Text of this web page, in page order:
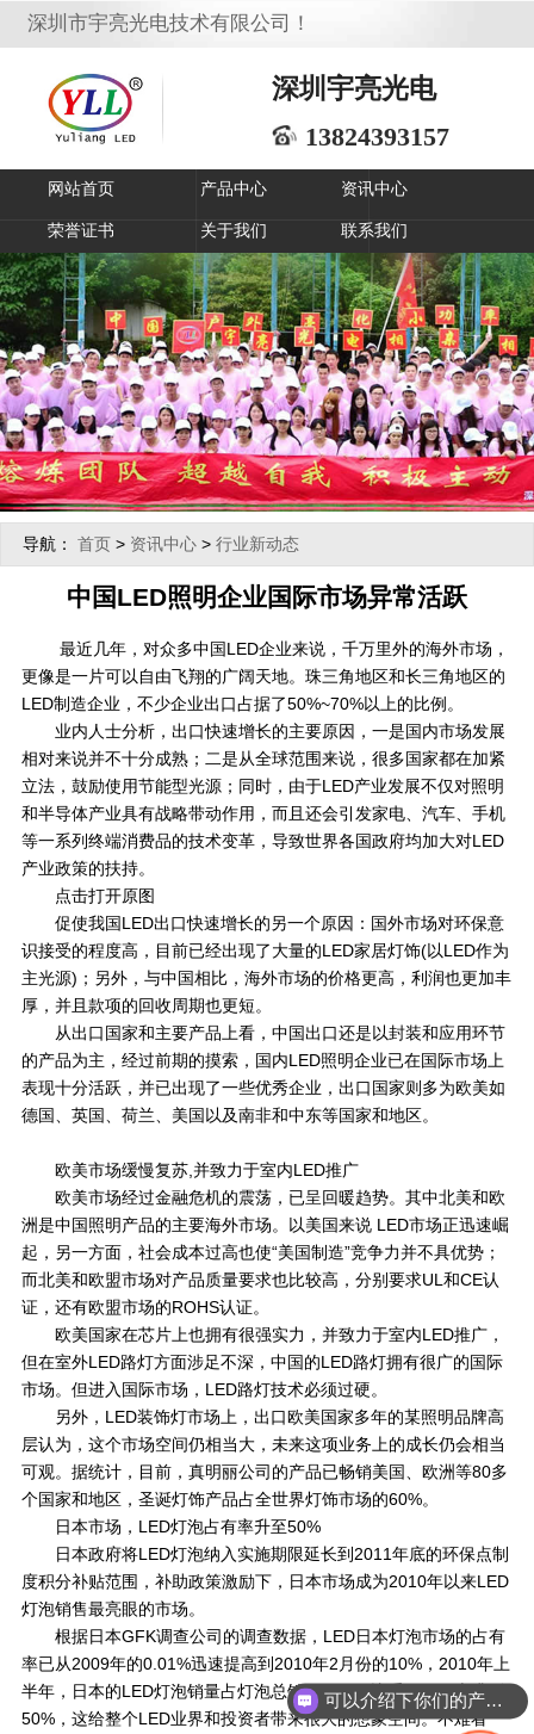
深圳市宇亮光电技术有限公司！
深圳宇亮光电
13824393157
网站首页 产品中心 资讯中心
荣誉证书 关于我们 联系我们
导航： 首页> 资讯中心> 行业新动态
中国LED照明企业国际市场异常活跃
最近几年，对众多中国LED企业来说，千万里外的海外市场，
更像是一片可以自由飞翔的广阔天地。珠三角地区和长三角地区的
LED制造企业，不少企业出口占据了50%~70%以上的比例。
业内人士分析，出口快速增长的主要原因，一是国内市场发展
相对来说并不十分成熟；二是从全球范围来说，很多国家都在加紧
立法，鼓励使用节能型光源；同时，由于LED产业发展不仅对照明
和半导体产业具有战略带动作用，而且还会引发家电、汽车、手机
等一系列终端消费品的技术变革，导致世界各国政府均加大对LED
产业政策的扶持。
点击打开原图
促使我国LED出口快速增长的另一个原因：国外市场对环保意
识接受的程度高，目前已经出现了大量的LED家居灯饰(以LED作为
主光源)；另外，与中国相比，海外市场的价格更高，利润也更加丰
厚，并且款项的回收周期也更短。
从出口国家和主要产品上看，中国出口还是以封装和应用环节
的产品为主，经过前期的摸索，国内LED照明企业已在国际市场上
表现十分活跃，并已出现了一些优秀企业，出口国家则多为欧美如
德国、英国、荷兰、美国以及南非和中东等国家和地区。
欧美市场缓慢复苏,并致力于室内LED推广
欧美市场经过金融危机的震荡，已呈回暖趋势。其中北美和欧
洲是中国照明产品的主要海外市场。以美国来说 LED市场正迅速崛
起，另一方面，社会成本过高也使“美国制造”竞争力并不具优势；
而北美和欧盟市场对产品质量要求也比较高，分别要求UL和CE认
证，还有欧盟市场的ROHS认证。
欧美国家在芯片上也拥有很强实力，并致力于室内LED推广，
但在室外LED路灯方面涉足不深，中国的LED路灯拥有很广的国际
市场。但进入国际市场，LED路灯技术必须过硬。
另外，LED装饰灯市场上，出口欧美国家多年的某照明品牌高
层认为，这个市场空间仍相当大，未来这项业务上的成长仍会相当
可观。据统计，目前，真明丽公司的产品已畅销美国、欧洲等80多
个国家和地区，圣诞灯饰产品占全世界灯饰市场的60%。
日本市场，LED灯泡占有率升至50%
日本政府将LED灯泡纳入实施期限延长到2011年底的环保点制
度积分补贴范围，补助政策激励下，日本市场成为2010年以来LED
灯泡销售最亮眼的市场。
根据日本GFK调查公司的调查数据，LED日本灯泡市场的占有
率已从2009年的0.01%迅速提高到2010年2月份的10%，2010年上
半年，日本的LED灯泡销量占灯泡总销量40%，比重一下子上升到
50%，这给整个LED业界和投资者带来很大的想象空间。不难看
可以介绍下你们的产品么？